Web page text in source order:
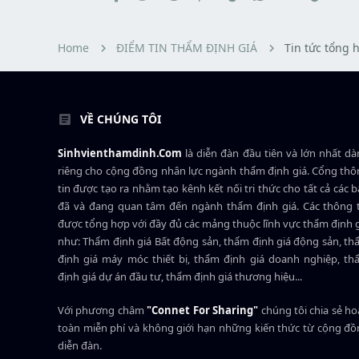
r
Home ĐIỂM TIN THẨM ĐỊNH GIÁ Tin tức tổng
VỀ CHÚNG TÔI
Sinhvienthamdinh.Com là diễn đàn đầu tiên và lớn nhất
riêng cho cộng đồng nhân lực ngành thẩm định giá. Cổng
tin được tạo ra nhằm tạo kênh kết nối tri thức cho tất cả các
đã và đang quan tâm đến ngành thẩm định giá. Các thông
được tổng hợp với đầy đủ các mảng thuộc lĩnh vực thẩm định
như: Thẩm định giá Bất động sản, thẩm định giá động sản,
định giá máy móc thiết bị, thẩm định giá doanh nghiệp,
định giá dự án đầu tư, thẩm định giá thương hiệu...
Với phương châm"Connet For Sharing" chúng tôi chia sẻ
toàn miễn phí và không giới hạn những kiến thức từ cộng
diễn đàn.